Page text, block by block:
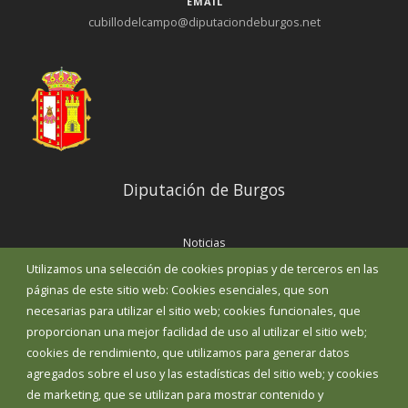
Utilizamos una selección de cookies propias y de terceros en las
páginas de este sitio web: Cookies esenciales, que son
necesarias para utilizar el sitio web; cookies funcionales, que
proporcionan una mejor facilidad de uso al utilizar el sitio web;
cookies de rendimiento, que utilizamos para generar datos
agregados sobre el uso y las estadísticas del sitio web; y cookies
de marketing, que se utilizan para mostrar contenido y
cubillodelcampo@diputaciondeburgos.net
Diputación de Burgos
Noticias
Eventos
Corporación Municipal
Teléfonos de interés
INICIAR SESIÓN
MAPA WEB